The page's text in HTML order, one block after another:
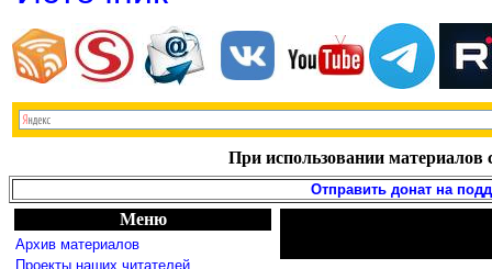
При использовании материалов
Отправить донат на
Меню
Архив материалов
Проекты наших читателей